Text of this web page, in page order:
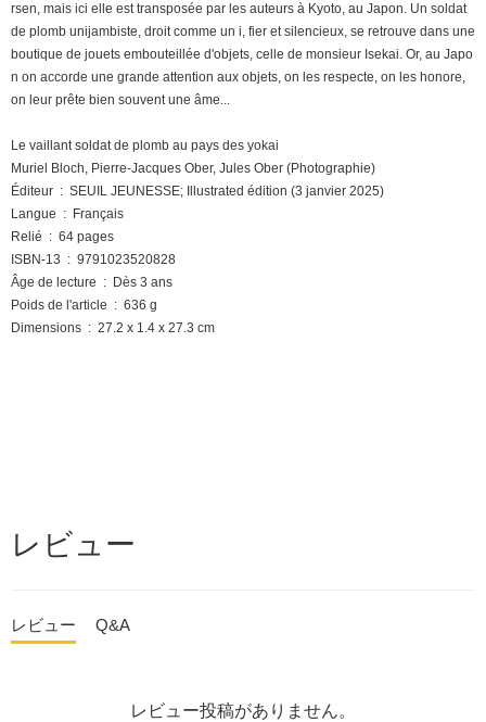
rsen, mais ici elle est transposée par les auteurs à Kyoto, au Japon. Un soldat
de plomb unijambiste, droit comme un i, fier et silencieux, se retrouve dans une
boutique de jouets embouteillée d'objets, celle de monsieur Isekai. Or, au Japo
n on accorde une grande attention aux objets, on les respecte, on les honore,
on leur prête bien souvent une âme...
Le vaillant soldat de plomb au pays des yokai
Muriel Bloch, Pierre-Jacques Ober, Jules Ober (Photographie)
Éditeur ‏ : ‎ SEUIL JEUNESSE; Illustrated édition (3 janvier 2025)
Langue ‏ : ‎ Français
Relié ‏ : ‎ 64 pages
ISBN-13 ‏ : ‎ 9791023520828
Âge de lecture ‏ : ‎ Dès 3 ans
Poids de l'article ‏ : ‎ 636 g
Dimensions ‏ : ‎ 27.2 x 1.4 x 27.3 cm
レビュー
レビュー Q&A
レビュー投稿がありません。